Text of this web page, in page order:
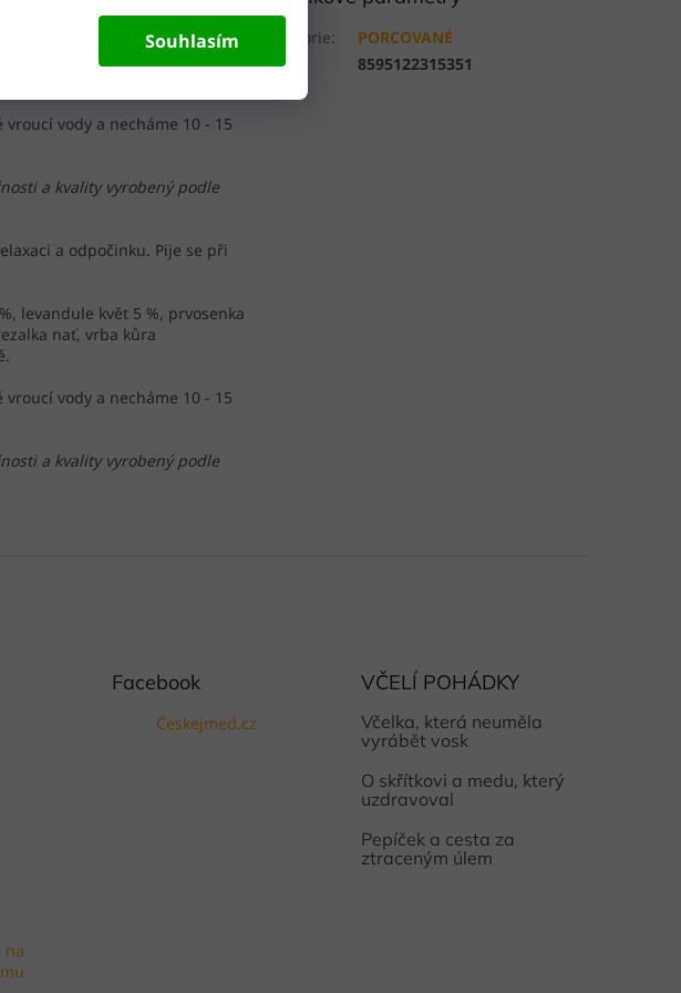
Souhlasím
levandule květ 5 %, prvosenka
nať, vrba kůra
vody a necháme 10 - 15
a kvality vyrobený podle
a odpočinku. Pije se při
levandule květ 5 %, prvosenka
nať, vrba kůra
vody a necháme 10 - 15
a kvality vyrobený podle
Kategorie:
PORCOVANÉ
EAN
8595122315351
na
Facebook
Českejmed.cz
VČELÍ POHÁDKY
Včelka, která neuměla
vyrábět vosk
O skřítkovi a medu, který
uzdravoval
Pepíček a cesta za
ztraceným úlem